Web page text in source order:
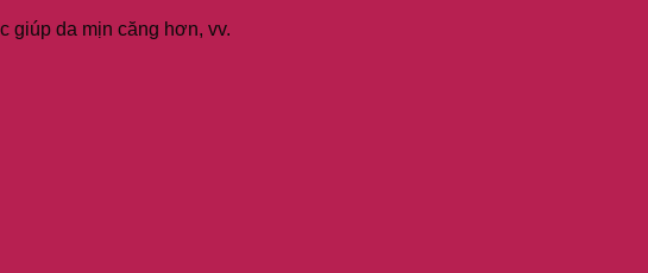
giúp da mịn căng hơn, vv.